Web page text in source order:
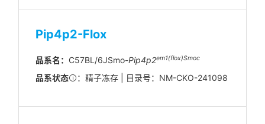
Pip4p2-Flox
品系名： C57BL/6JSmo-Pip4p2em1(flox)Smoc
品系状态 ：精子冻存 | 目录号：NM-CKO-241098